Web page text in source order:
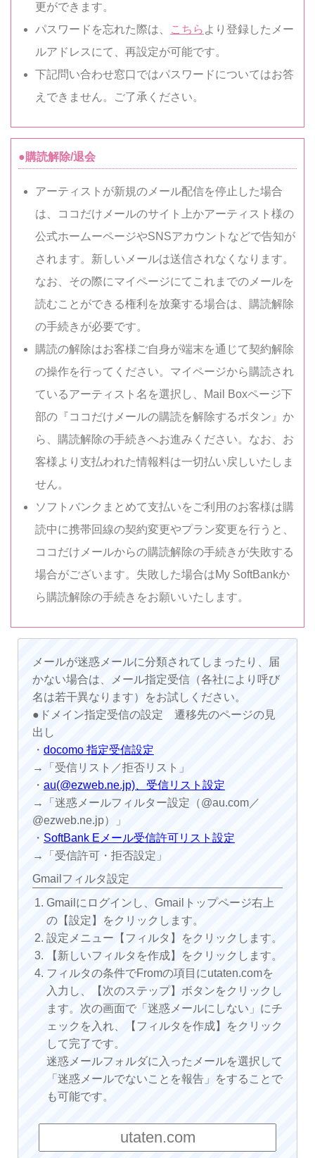
更ができます。
パスワードを忘れた際は、
こちら より登録したメー
ルアドレスにて、再設定が可能です。
下記問い合わせ窓口ではパスワードについてはお答
えできません。ご了承ください。
●購読解除/退会
アーティストが新規のメール配信を停止した場合
は、ココだけメールのサイト上かアーティスト様の
公式ホームーページやSNSアカウントなどで告知が
されます。新しいメールは送信されなくなります。
なお、その際にマイページにてこれまでのメールを
読むことができる権利を放棄する場合は、購読解除
の手続きが必要です。
購読の解除はお客様ご自身が端末を通じて契約解除
の操作を行ってください。マイページから購読され
ているアーティスト名を選択し、Mail Boxページ下
部の『ココだけメールの購読を解除するボタン』か
ら、購読解除の手続きへお進みください。なお、お
客様より支払われた情報料は一切払い戻しいたしま
せん。
ソフトバンクまとめて支払いをご利用のお客様は購
読中に携帯回線の契約変更やプラン変更を行うと、
ココだけメールからの購読解除の手続きが失敗する
場合がございます。失敗した場合はMy SoftBankか
ら購読解除の手続きをお願いいたします。
メールが迷惑メールに分類されてしまったり、届
かない場合は、メール指定受信（各社により呼び
名は若干異なります）をお試しください。
●ドメイン指定受信の設定 遷移先のページの見
出し
・ docomo 指定受信設定
→「受信リスト／拒否リスト」
・ au(@ezweb.ne.jp)、受信リスト設定
→「迷惑メールフィルター設定（@au.com／
@ezweb.ne.jp）」
・ SoftBank Eメール受信許可リスト設定
→「受信許可・拒否設定」
Gmailフィルタ設定
Gmailにログインし、Gmailトップページ右上
の【設定】をクリックします。
設定メニュー【フィルタ】をクリックします。
【新しいフィルタを作成】をクリックします。
フィルタの条件でFromの項目にutaten.comを
入力し、【次のステップ】ボタンをクリックし
ます。次の画面で「迷惑メールにしない」にチ
ェックを入れ、【フィルタを作成】をクリック
して完了です。
迷惑メールフォルダに入ったメールを選択して
「迷惑メールでないことを報告」をすることで
も可能です。